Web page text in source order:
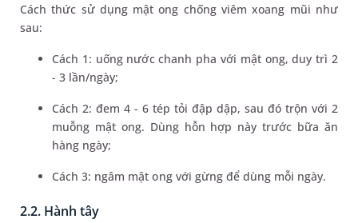
Cách thức sử dụng mật ong chống viêm xoang mũi như
sau:
Cách 1: uống nước chanh pha với mật ong, duy trì 2
- 3 lần/ngày;
Cách 2: đem 4 - 6 tép tỏi đập dập, sau đó trộn với 2
muỗng mật ong. Dùng hỗn hợp này trước bữa ăn
hàng ngày;
Cách 3: ngâm mật ong với gừng để dùng mỗi ngày.
2.2. Hành tây